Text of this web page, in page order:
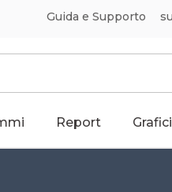
Guida e Supporto
Report Grafici